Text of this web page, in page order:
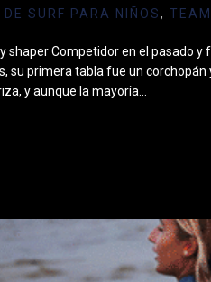
SURF PARA NIÑOS,
shaper Competidor en el pasado
su primera tabla fue un
y aunque la mayoría…